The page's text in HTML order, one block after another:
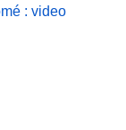
: video